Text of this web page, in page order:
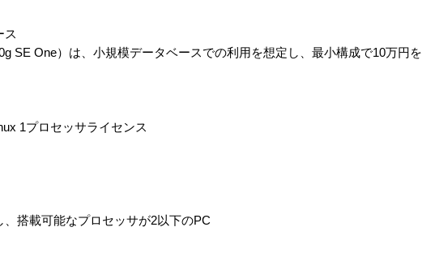
ス
SE One）は、小規模データベースでの利用を想定し、最小構成で10万円を
1プロセッサライセンス
搭載可能なプロセッサが2以下のPC